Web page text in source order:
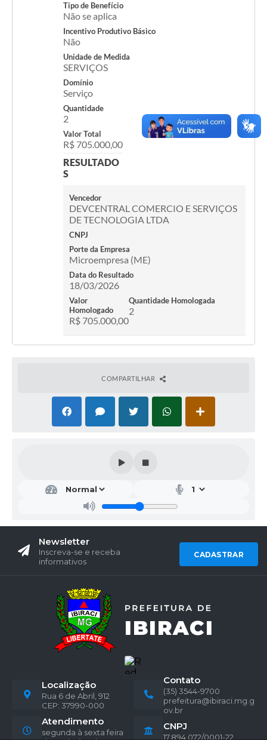
Tipo de Benefício
Não se aplica
Incentivo Produtivo Básico
Não
Unidade de Medida
SERVIÇOS
Domínio
Serviço
Quantidade
2
Valor Total
R$ 705.000,00
RESULTADO
S
Vencedor
DEVCENTRAL COMERCIO E SERVIÇOS
DE TECNOLOGIA LTDA
CNPJ
Porte da Empresa
Microempresa (ME)
Data do Resultado
18/03/2026
Valor
Homologado
R$ 705.000,00
Quantidade Homologada
2
COMPARTILHAR
Newsletter
Inscreva-se e receba
informativos
CADASTRAR
Localização
Rua 6 de Abril, 912
CEP: 37990-000
Contato
(35) 3544-9700
prefeitura@ibiraci.mg.g
ov.br
Atendimento
segunda à sexta feira
CNPJ
17.894.072/0001-22